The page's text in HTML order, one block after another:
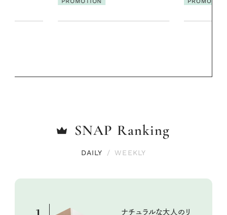
SNAP Ranking
DAILY / WEEKLY
ナチュラルな大人のリ